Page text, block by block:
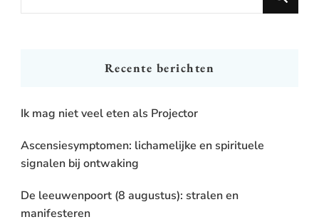
for
Recente berichten
Ik mag niet veel eten als Projector
Ascensiesymptomen: lichamelijke en spirituele
signalen bij ontwaking
De leeuwenpoort (8 augustus): stralen en
manifesteren